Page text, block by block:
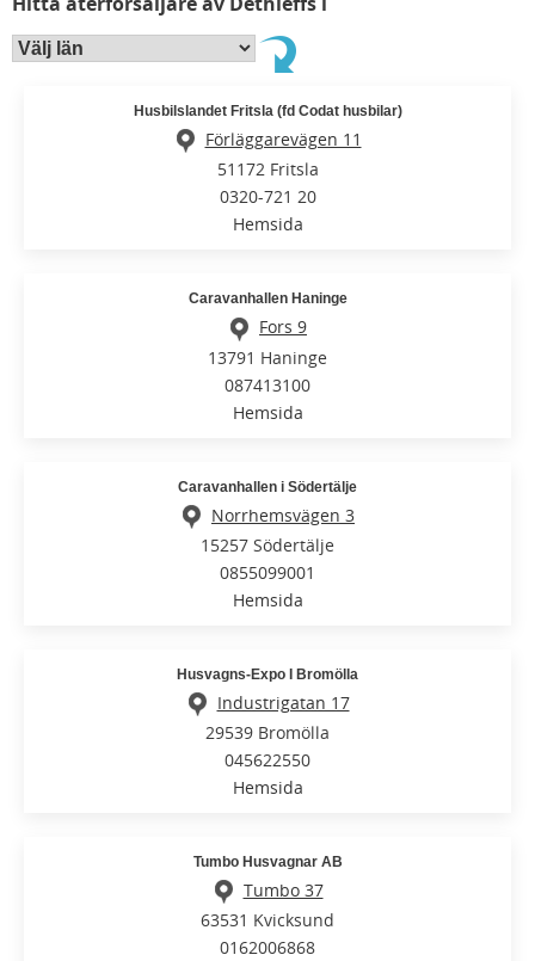
Husbilslandet Fritsla (fd Codat husbilar)
Förläggarevägen 11
51172 Fritsla
0320-721 20
Hemsida
Caravanhallen Haninge
Fors 9
13791 Haninge
087413100
Hemsida
Caravanhallen i Södertälje
Norrhemsvägen 3
15257 Södertälje
0855099001
Hemsida
Husvagns-Expo I Bromölla
Industrigatan 17
29539 Bromölla
045622550
Hemsida
Tumbo Husvagnar AB
Tumbo 37
63531 Kvicksund
0162006868